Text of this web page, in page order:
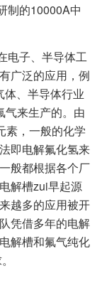
制的10000A中
子、半导体工
广泛的应用，例
、半导体行业
气来生产的。由
素，一般的化学
即电解氟化氢来
般都根据各个厂
解槽zui早起源
越多的应用被开
凭借多年的电解
解槽和氟气纯化